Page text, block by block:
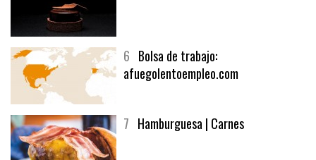
6Bolsa de trabajo: